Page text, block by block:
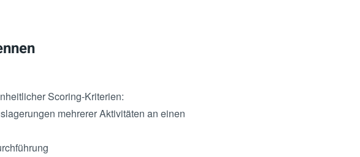
Scoring-Kriterien:
mehrerer Aktivitäten an einen